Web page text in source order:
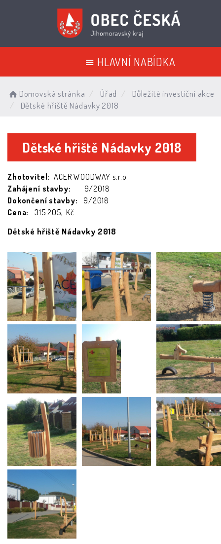
HLAVNÍ NABÍDKA
Domovská stránka Úřad
Důležité investiční akce
Dětské hřiště Nádavky 2018
Dětské hřiště Nádavky 2018
Zhotovitel: ACER WOODWAY s.r.o.
Zahájení stavby: 9/2018
Dokončení stavby: 9/2018
Cena:
315 205,-Kč
Dětské hřiště Nádavky 2018